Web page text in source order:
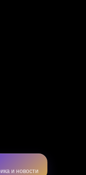
и новости